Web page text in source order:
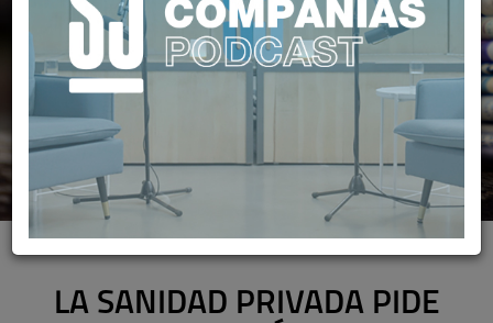
LA SANIDAD PRIVADA PIDE